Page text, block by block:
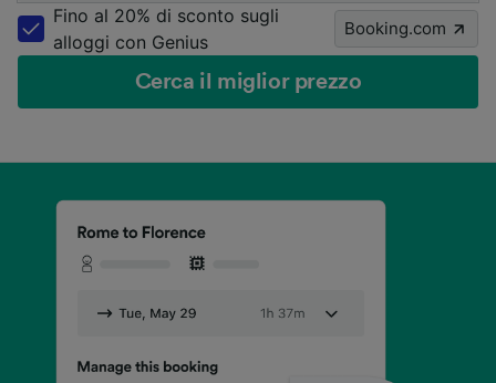
Fino al 20% di sconto sugli
alloggi con Genius
Booking.com
Cerca il miglior prezzo